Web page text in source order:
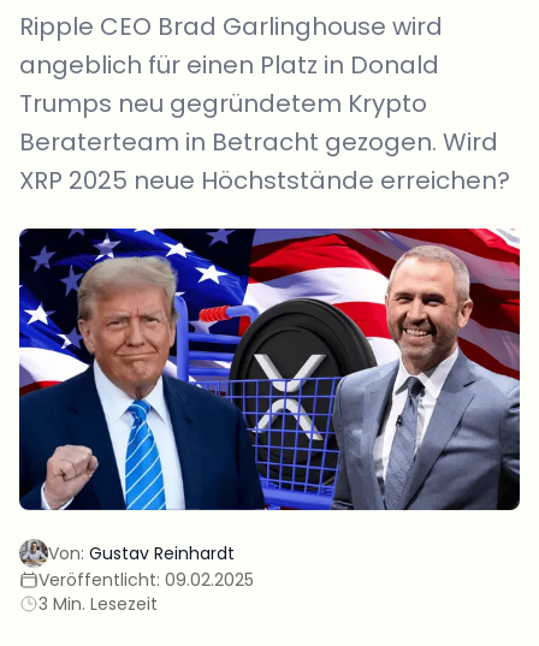
Ripple CEO Brad Garlinghouse wird
angeblich für einen Platz in Donald
Trumps neu gegründetem Krypto
Beraterteam in Betracht gezogen. Wird
XRP 2025 neue Höchststände erreichen?
Von: Gustav Reinhardt
Veröffentlicht: 09.02.2025
3 Min. Lesezeit